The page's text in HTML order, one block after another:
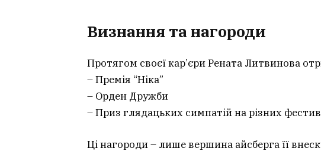
Визнання та нагороди
Протягом своєї кар’єри Рената Литвинова
– Премія “Ніка”
– Орден Дружби
– Приз глядацьких симпатій на різних
Ці нагороди – лише вершина айсберга її